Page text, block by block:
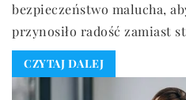
bezpieczeństwo malucha,
przynosiło radość zamiast
CZYTAJ DALEJ